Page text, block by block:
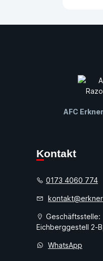
AFC
Kontakt
0173 4060 774
Geschäftsstelle:
Eichberggestell 2-
WhatsApp